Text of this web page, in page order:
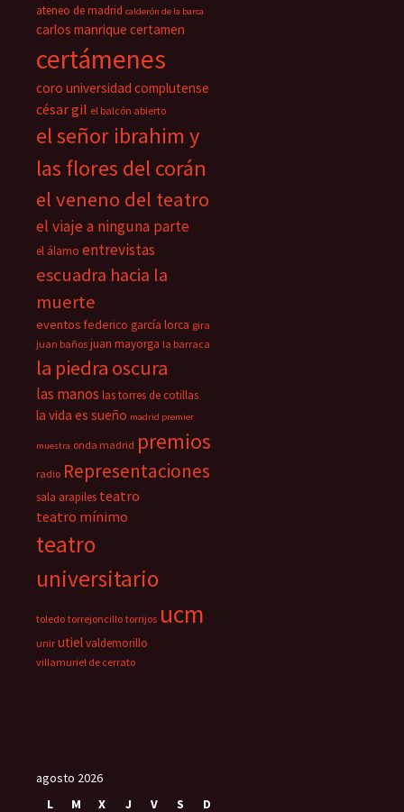
ateneo de madrid calderón de la barca
carlos manrique certamen
certámenes
coro universidad complutense
césar gil el balcón abierto
el señor ibrahim y
las flores del corán
el veneno del teatro
el viaje a ninguna parte
el álamo entrevistas
escuadra hacia la
muerte
eventos federico garcía lorca gira
juan baños juan mayorga la barraca
la piedra oscura
las manos las torres de cotillas
la vida es sueño madrid premier
muestra onda madrid premios
radio Representaciones
sala arapiles teatro
teatro mínimo
teatro
universitario
toledo torrejoncillo torrijos ucm
unir utielvaldemorillo
villamuriel de cerrato
agosto 2026
L
M X J V S D